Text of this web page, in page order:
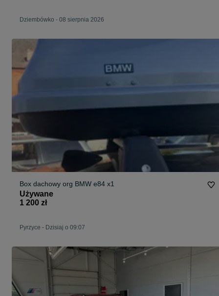
Dziembówko - 08 sierpnia 2026
Box dachowy org BMW e84 x1
Używane
1 200 zł
Pyrzyce - Dzisiaj o 09:07